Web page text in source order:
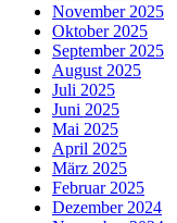
November 2025
Oktober 2025
September 2025
August 2025
Juli 2025
Juni 2025
Mai 2025
April 2025
März 2025
Februar 2025
Dezember 2024